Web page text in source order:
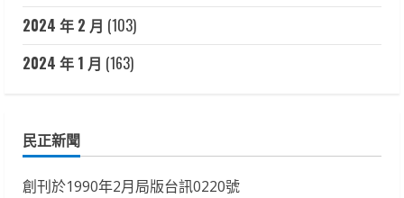
2024 年 2 月 (103)
2024 年 1 月 (163)
民正新聞
創刊於1990年2月局版台訊0220號